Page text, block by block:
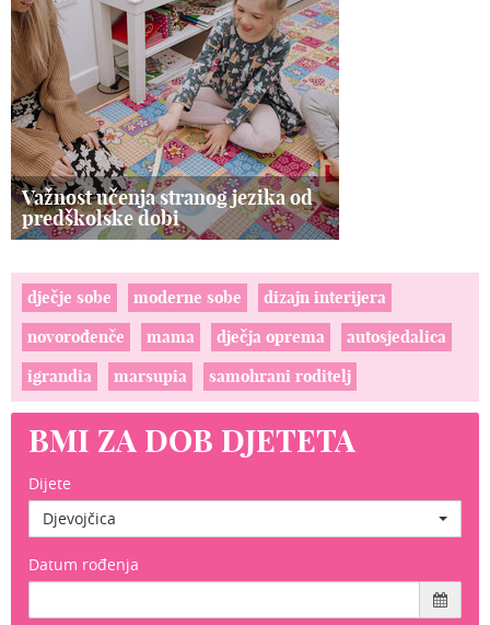
Važnost učenja stranog jezika od
predškolske dobi
dječje sobe moderne sobe
dizajn interijera
novorođenče
mama dječja oprema
autosjedalica
igrandia
marsupia samohrani roditelj
BMI ZA DOB DJETETA
Dijete
Djevojčica
Datum rođenja